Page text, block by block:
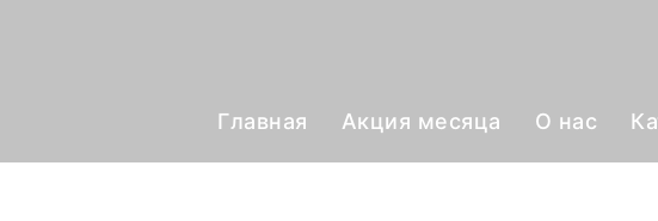
Главная Акция месяца О нас